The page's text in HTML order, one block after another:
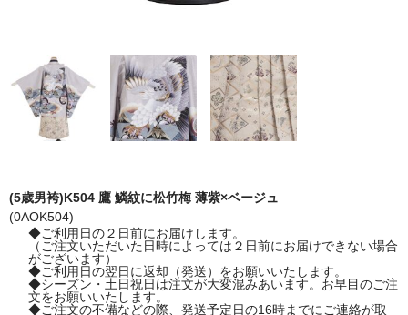
(5歳男袴)K504 鷹 鱗紋に松竹梅 薄紫×ベージュ
(0AOK504)
◆ご利用日の２日前にお届けします。
（ご注文いただいた日時によっては２日前にお届けできない場合
がございます）
◆ご利用日の翌日に返却（発送）をお願いいたします。
◆シーズン・土日祝日は注文が大変混みあいます。お早目のご注
文をお願いいたします。
◆ご注文の不備などの際、発送予定日の16時までにご連絡が取